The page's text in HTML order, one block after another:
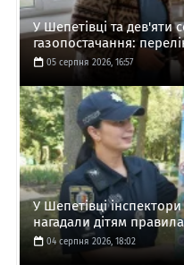
У Шепетівці та дев'яти
газопостачання:
05 серпня 2026, 16:57
У Шепетівці
нагадали дітям
04 серпня 2026, 18:02